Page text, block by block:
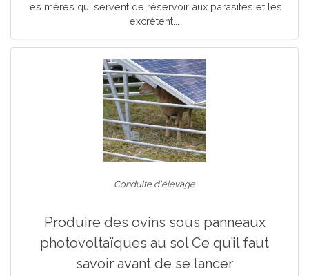
les mères qui servent de réservoir aux parasites et les
excrètent...
Conduite d'élevage
Produire des ovins sous panneaux
photovoltaïques au sol Ce qu’il faut
savoir avant de se lancer